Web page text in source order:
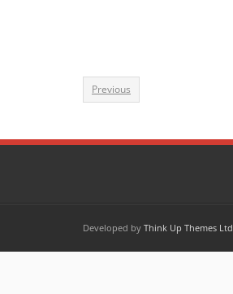
Previous
Developed by Think Up Themes Ltd